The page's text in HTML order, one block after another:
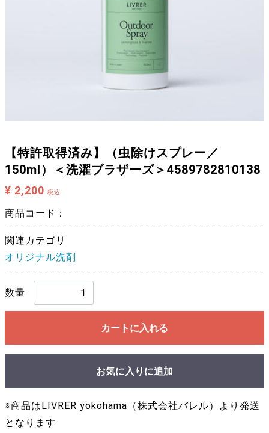
【特許取得済み】（虫除けスプレー／
150ml）＜洗濯ブラザーズ＞4589782810138
¥ 2,200 税込
商品コード：
関連カテゴリ
オリジナル洗剤
数量
カートに入れる
お気に入りに追加
※商品はLIVRER yokohama（株式会社バレル）より発送
となります